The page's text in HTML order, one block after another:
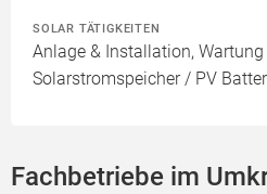
SOLAR TÄTIGKEITEN
Anlage & Installation,
Solarstromspeicher / PV
Fachbetriebe im